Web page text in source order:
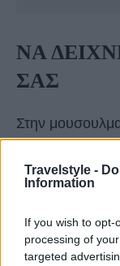
Travelstyle -
Information
If you wish to
processing of
targeted
ΝΑ
ΣΑΣ
Στην
τις πατούσες
σώματός μας